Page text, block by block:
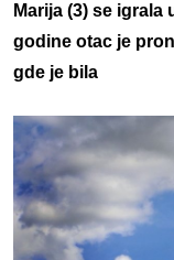
Marija (3) se
godine otac je
gde je bila